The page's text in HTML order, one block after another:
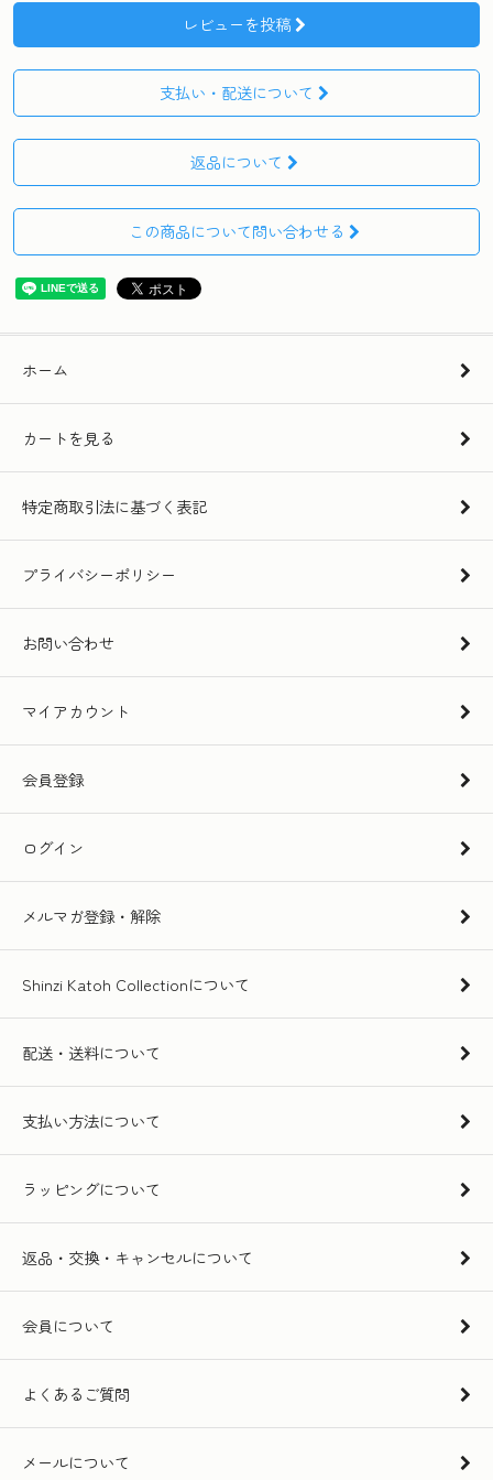
レビューを投稿
支払い・配送について
返品について
この商品について問い合わせる
ホーム
カートを見る
特定商取引法に基づく表記
プライバシーポリシー
お問い合わせ
マイアカウント
会員登録
ログイン
メルマガ登録・解除
Shinzi Katoh Collectionについて
配送・送料について
支払い方法について
ラッピングについて
返品・交換・キャンセルについて
会員について
よくあるご質問
メールについて